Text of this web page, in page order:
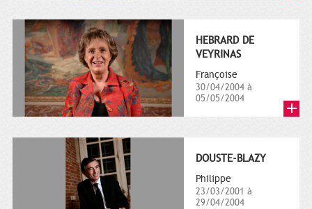
HEBRARD DE
VEYRINAS
Françoise
30/04/2004 à
05/05/2004
DOUSTE-BLAZY
Philippe
23/03/2001 à
29/04/2004